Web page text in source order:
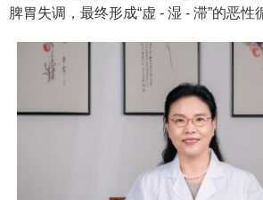
脾胃失调，最终形成“虚 - 湿 - 滞”的恶性